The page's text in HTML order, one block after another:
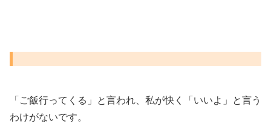
「ご飯行ってくる」と言われ、私が快く「いいよ」と言う
わけがないです。